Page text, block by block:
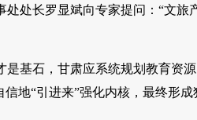
处长罗显斌向专家提问：“文
基石，甘肃应系统规划教育资
地“引进来”强化内核，最终形成